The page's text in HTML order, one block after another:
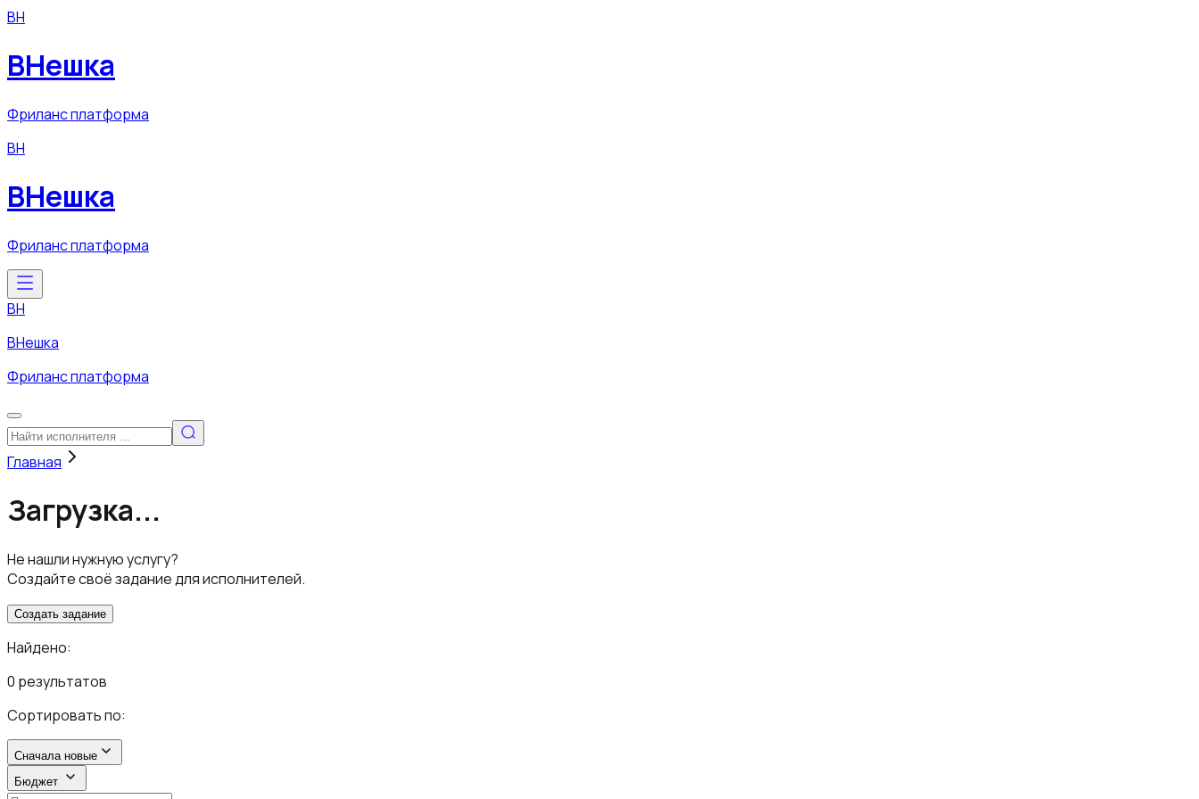
ВН
ВНешка
Фриланс платформа
ВН
ВНешка
Фриланс платформа
ВН
ВНешка
Фриланс платформа
Главная
Загрузка...
Не нашли нужную услугу?
Создайте своё задание для исполнителей.
Создать задание
Найдено:
0 результатов
Сортировать по:
Сначала новые
Бюджет